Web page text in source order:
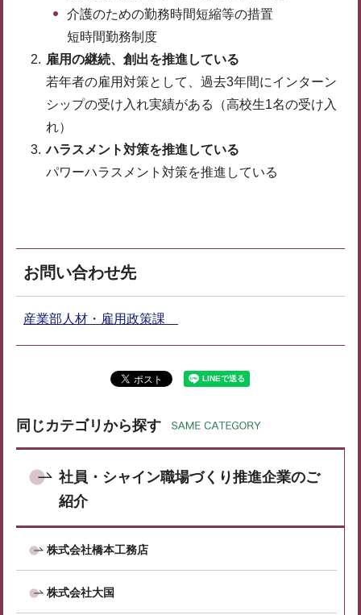
介護のための勤務時間短縮等の措置
短時間勤務制度
雇用の継続、創出を推進している
若年者の雇用対策として、過去3年間にインターン
シップの受け入れ実績がある（高校生1名の受け入
れ）
ハラスメント対策を推進している
パワーハラスメント対策を推進している
お問い合わせ先
産業部人材・雇用政策課
同じカテゴリから探す
社員・シャイン職場づくり推進企業のご
紹介
株式会社橋本工務店
株式会社大国